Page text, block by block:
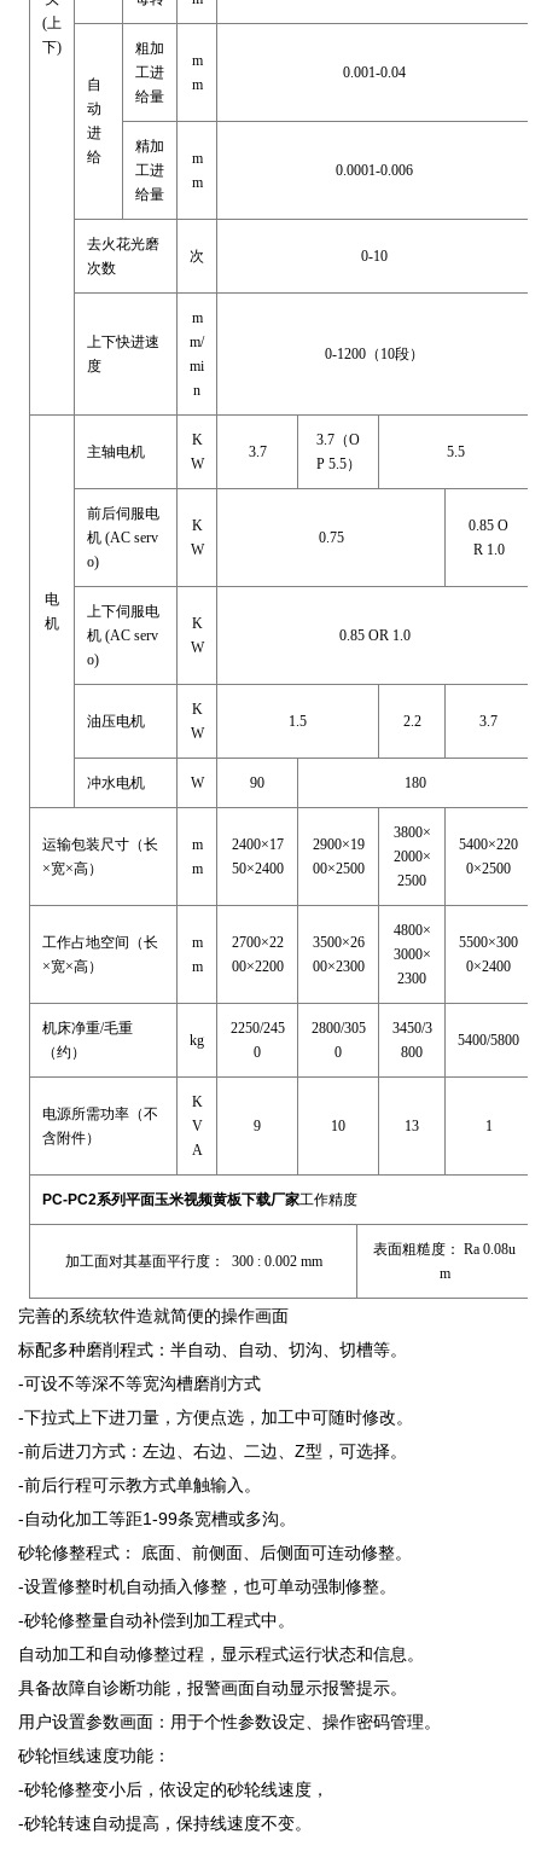
(上
下)
自
动
进
给
粗加
工进
给量
m
m
0.001-0.04
精加
工进
给量
m
m
0.0001-0.006
去火花光磨
次数
次 0-10
上下快进速
度
m
m/
mi
n
0-1200（10段）
电
机
主轴电机
K
W
3.7
3.7（O
P 5.5）
5.5
前后伺服电
机(AC serv
o)
K
W
0.75
0.85 O
R 1.0
上下伺服电
机(AC serv
o)
K
W
0.85 OR 1.0
油压电机
K
W
1.5 2.2 3.7
冲水电机 W 90 180
运输包装尺寸（长
×宽×高）
m
m
2400×17
50×2400
2900×19
00×2500
3800×
2000×
2500
5400×220
0×2500
工作占地空间（长
×宽×高）
m
m
2700×22
00×2200
3500×26
00×2300
4800×
3000×
2300
5500×300
0×2400
机床净重/毛重
（约）
kg
2250/245
0
2800/305
0
3450/3
800
5400/5800
电源所需功率（不
含附件）
K
V
A
9 10 13 1
PC-PC2系列平面玉米视频黄板下载厂家工作精度
加工面对其基面平行度： 300 : 0.002 mm
表面粗糙度： Ra 0.08u
m
完善的系统软件造就简便的操作画面
标配多种磨削程式：半自动、自动、切沟、切槽等。
-可设不等深不等宽沟槽磨削方式
-下拉式上下进刀量，方便点选，加工中可随时修改。
-前后进刀方式：左边、右边、二边、Z型，可选择。
-前后行程可示教方式单触输入。
-自动化加工等距1-99条宽槽或多沟。
砂轮修整程式： 底面、前侧面、后侧面可连动修整。
-设置修整时机自动插入修整，也可单动强制修整。
-砂轮修整量自动补偿到加工程式中。
自动加工和自动修整过程，显示程式运行状态和信息。
具备故障自诊断功能，报警画面自动显示报警提示。
用户设置参数画面：用于个性参数设定、操作密码管理。
砂轮恒线速度功能：
-砂轮修整变小后，依设定的砂轮线速度，
-砂轮转速自动提高，保持线速度不变。